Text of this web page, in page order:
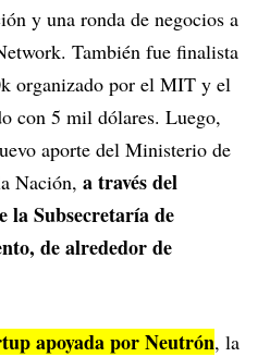
y una ronda de negocios a
También fue finalista
organizado por el MIT y el
con 5 mil dólares. Luego,
aporte del Ministerio de
Nación, a través del
la Subsecretaría de
de alrededor de
apoyada por Neutrón, la